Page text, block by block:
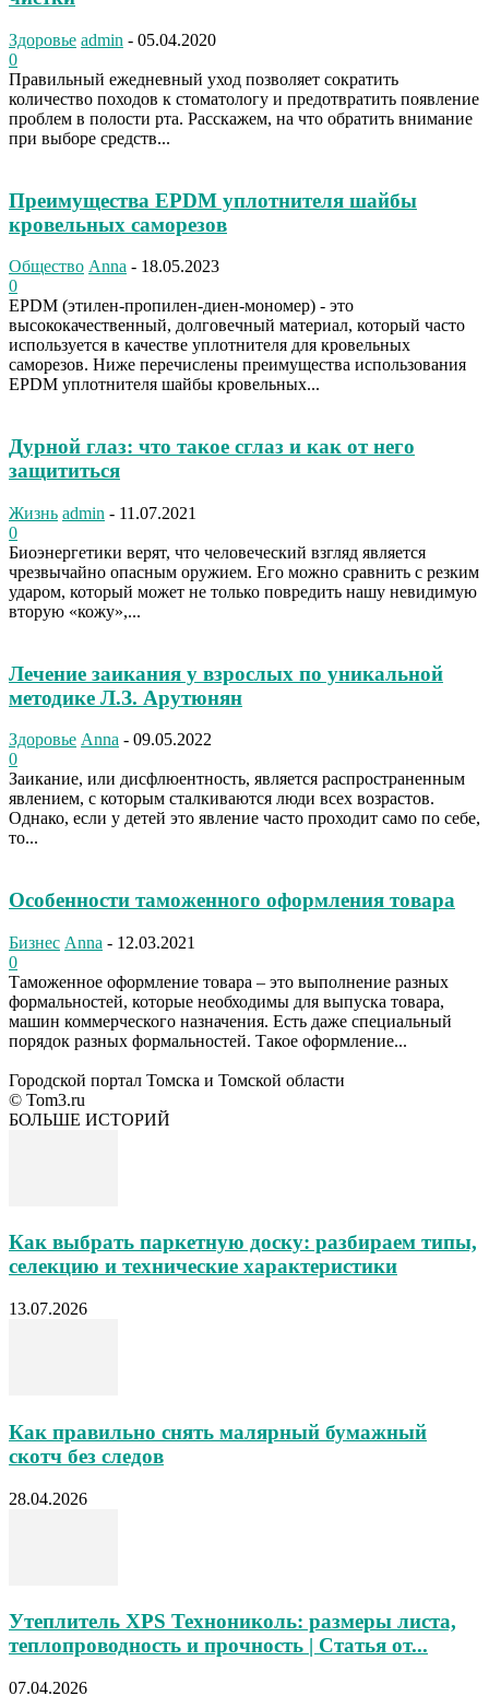
Здоровье admin - 05.04.2020
0
Правильный ежедневный уход позволяет сократить
количество походов к стоматологу и предотвратить появление
проблем в полости рта. Расскажем, на что обратить внимание
при выборе средств...
Преимущества EPDM уплотнителя шайбы
кровельных саморезов
Общество Anna - 18.05.2023
0
EPDM (этилен-пропилен-диен-мономер) - это
высококачественный, долговечный материал, который часто
используется в качестве уплотнителя для кровельных
саморезов. Ниже перечислены преимущества использования
EPDM уплотнителя шайбы кровельных...
Дурной глаз: что такое сглаз и как от него
защититься
Жизнь admin - 11.07.2021
0
Биоэнергетики верят, что человеческий взгляд является
чрезвычайно опасным оружием. Его можно сравнить с резким
ударом, который может не только повредить нашу невидимую
вторую «кожу»,...
Лечение заикания у взрослых по уникальной
методике Л.З. Арутюнян
Здоровье Anna - 09.05.2022
0
Заикание, или дисфлюентность, является распространенным
явлением, с которым сталкиваются люди всех возрастов.
Однако, если у детей это явление часто проходит само по себе,
то...
Особенности таможенного оформления товара
Бизнес Anna - 12.03.2021
0
Таможенное оформление товара – это выполнение разных
формальностей, которые необходимы для выпуска товара,
машин коммерческого назначения. Есть даже специальный
порядок разных формальностей. Такое оформление...
Городской портал Томска и Томской области
© Tom3.ru
БОЛЬШЕ ИСТОРИЙ
Как выбрать паркетную доску: разбираем типы,
селекцию и технические характеристики
13.07.2026
Как правильно снять малярный бумажный
скотч без следов
28.04.2026
Утеплитель XPS Технониколь: размеры листа,
теплопроводность и прочность | Статья от...
07.04.2026